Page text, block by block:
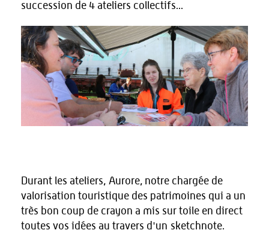
succession de 4 ateliers collectifs...
Durant les ateliers, Aurore, notre chargée de
valorisation touristique des patrimoines qui a un
très bon coup de crayon a mis sur toile en direct
toutes vos idées au travers d'un sketchnote.